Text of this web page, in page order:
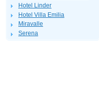
Hotel Linder
Hotel Villa Emilia
Miravalle
Serena